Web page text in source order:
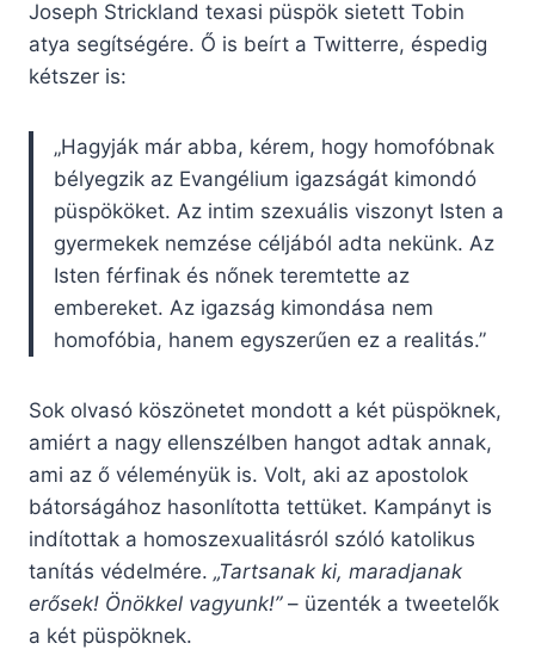
Joseph Strickland texasi püspök sietett Tobin
atya segítségére. Ő is beírt a Twitterre, éspedig
kétszer is:
„Hagyják már abba, kérem, hogy homofóbnak
bélyegzik az Evangélium igazságát kimondó
püspököket. Az intim szexuális viszonyt Isten a
gyermekek nemzése céljából adta nekünk. Az
Isten férfinak és nőnek teremtette az
embereket. Az igazság kimondása nem
homofóbia, hanem egyszerűen ez a realitás.”
Sok olvasó köszönetet mondott a két püspöknek,
amiért a nagy ellenszélben hangot adtak annak,
ami az ő véleményük is. Volt, aki az apostolok
bátorságához hasonlította tettüket. Kampányt is
indítottak a homoszexualitásról szóló katolikus
tanítás védelmére. „Tartsanak ki, maradjanak
erősek! Önökkel vagyunk!”– üzenték a tweetelők
a két püspöknek.